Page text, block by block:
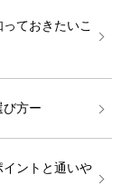
ておきたいこ
方ー
ントと通いや